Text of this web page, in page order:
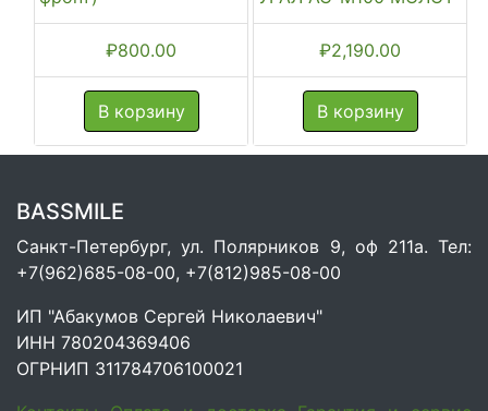
₽800.00
В корзину
₽2,190.00
В корзину
BASSMILE
Санкт-Петербург, ул. Полярников 9, оф 211а. Тел:
+7(962)685-08-00, +7(812)985-08-00
ИП "Абакумов Сергей Николаевич"
ИНН 780204369406
ОГРНИП 311784706100021